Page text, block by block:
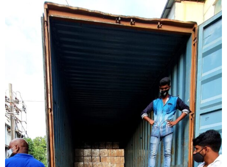
Teléfono
País
Nombre De Empresa